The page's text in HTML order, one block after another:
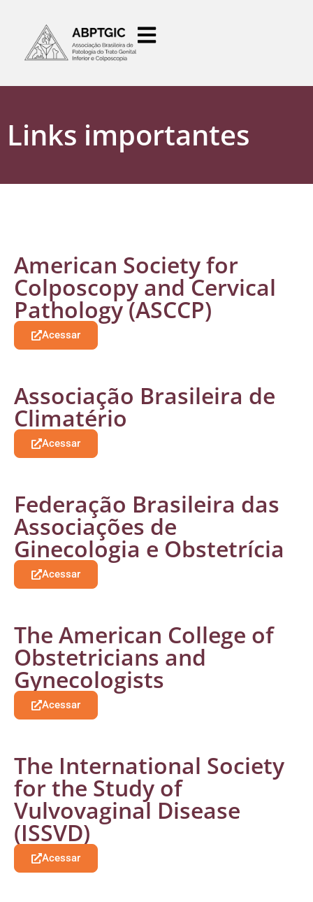
Links importantes
American Society for
Colposcopy and Cervical
Pathology (ASCCP)
Acessar
Associação Brasileira de
Climatério
Acessar
Federação Brasileira das
Associações de
Ginecologia e Obstetrícia
Acessar
The American College of
Obstetricians and
Gynecologists
Acessar
The International Society
for the Study of
Vulvovaginal Disease
(ISSVD)
Acessar